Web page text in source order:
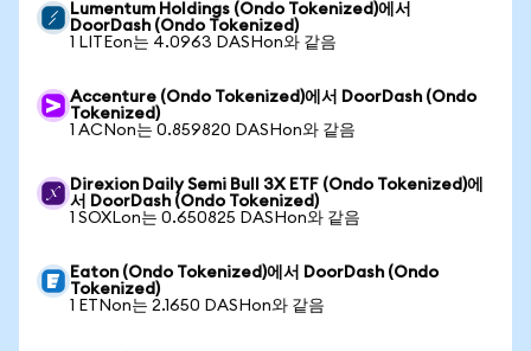
Lumentum Holdings (Ondo Tokenized)에서
DoorDash (Ondo Tokenized)
1 LITEon는 4.0963 DASHon와 같음
Accenture (Ondo Tokenized)에서 DoorDash (Ondo
Tokenized)
1 ACNon는 0.859820 DASHon와 같음
Direxion Daily Semi Bull 3X ETF (Ondo Tokenized)에
서 DoorDash (Ondo Tokenized)
1 SOXLon는 0.650825 DASHon와 같음
Eaton (Ondo Tokenized)에서 DoorDash (Ondo
Tokenized)
1 ETNon는 2.1650 DASHon와 같음